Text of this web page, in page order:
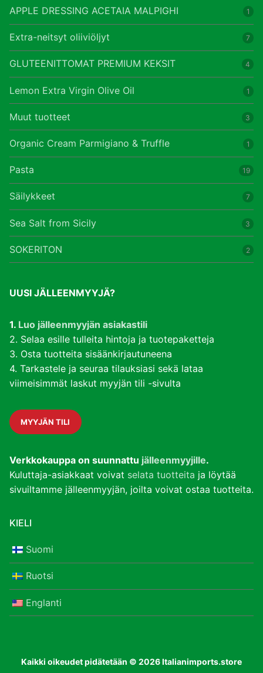
APPLE DRESSING ACETAIA MALPIGHI 1
Extra-neitsyt oliiviöljyt 7
GLUTEENITTOMAT PREMIUM KEKSIT 4
Lemon Extra Virgin Olive Oil 1
Muut tuotteet 3
Organic Cream Parmigiano & Truffle 1
Pasta 19
Säilykkeet 7
Sea Salt from Sicily 3
SOKERITON 2
UUSI JÄLLEENMYYJÄ?
1. Luo jälleenmyyjän asiakastili
2. Selaa esille tulleita hintoja ja tuotepaketteja
3. Osta tuotteita sisäänkirjautuneena
4. Tarkastele ja seuraa tilauksiasi sekä lataa
viimeisimmät laskut myyjän tili -sivulta
MYYJÄN TILI
Verkkokauppa on suunnattu jälleenmyyjille.
Kuluttaja-asiakkaat voivat selata tuotteita ja löytää
sivuiltamme jälleenmyyjän, joilta voivat ostaa tuotteita.
KIELI
Suomi
Ruotsi
Englanti
Kaikki oikeudet pidätetään © 2026 Italianimports.store